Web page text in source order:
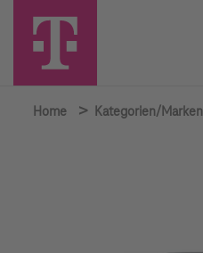
Home > Kategorien/Marken